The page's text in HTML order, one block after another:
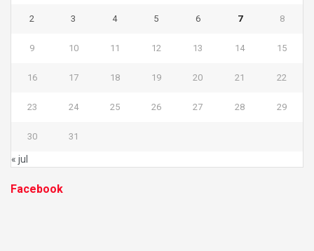
2 3 4 5 6 7 8
9 10 11 12 13 14 15
16 17 18 19 20 21 22
23 24 25 26 27 28 29
30 31
« jul
Facebook